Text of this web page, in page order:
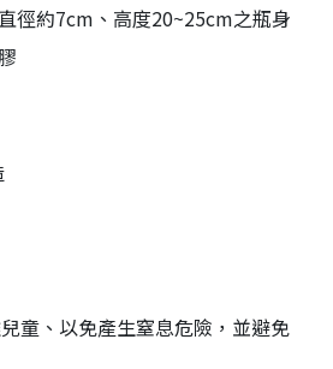
徑約7cm、高度20~25cm之瓶身
童、以免產生窒息危險，並避免